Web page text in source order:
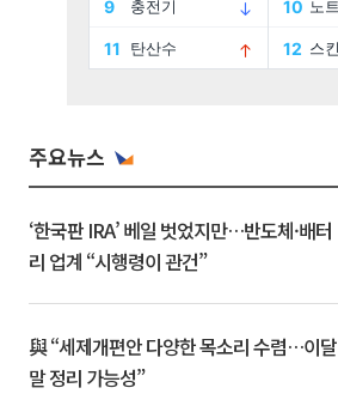
주요뉴스
‘한국판 IRA’ 베일 벗었지만…반도체·배터
리 업계 “시행령이 관건”
與 “세제개편안 다양한 목소리 수렴…이달
말 정리 가능성”